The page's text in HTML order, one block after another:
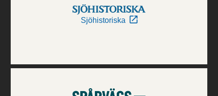
Sjöhistoriska